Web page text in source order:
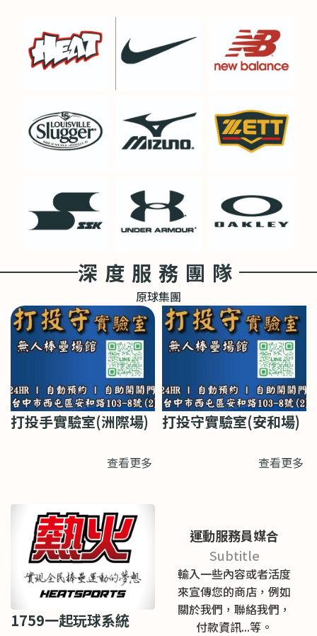
深度服務團隊
原球集團
打投手實驗室(洲際場)
查看更多
打投守實驗室(安和場)
查看更多
1759一起玩球系統
運動服務員媒合
Subtitle
輸入一些內容或者活度
來宣傳您的商店，例如
關於我們，聯絡我們，
付款資訊...等。